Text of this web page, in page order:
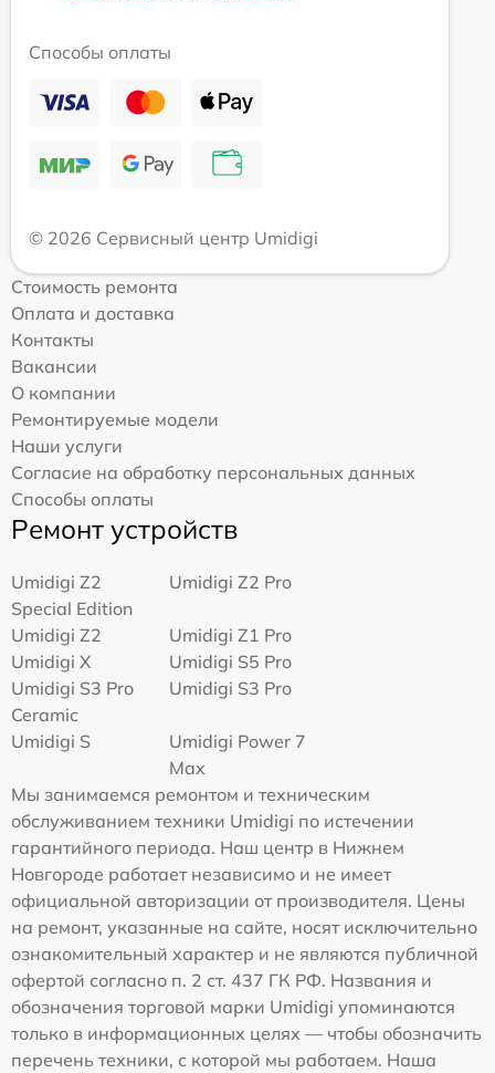
Способы оплаты
© 2026 Сервисный центр Umidigi
Стоимость ремонта
Оплата и доставка
Контакты
Вакансии
О компании
Ремонтируемые модели
Наши услуги
Согласие на обработку персональных данных
Способы оплаты
Ремонт устройств
Umidigi Z2
Special Edition
Umidigi Z2 Pro
Umidigi Z2
Umidigi Z1 Pro
Umidigi X
Umidigi S5 Pro
Umidigi S3 Pro
Ceramic
Umidigi S3 Pro
Umidigi S
Umidigi Power 7
Max
Мы занимаемся ремонтом и техническим
обслуживанием техники Umidigi по истечении
гарантийного периода. Наш центр в Нижнем
Новгороде работает независимо и не имеет
официальной авторизации от производителя. Цены
на ремонт, указанные на сайте, носят исключительно
ознакомительный характер и не являются публичной
офертой согласно п. 2 ст. 437 ГК РФ. Названия и
обозначения торговой марки Umidigi упоминаются
только в информационных целях — чтобы обозначить
перечень техники, с которой мы работаем. Наша